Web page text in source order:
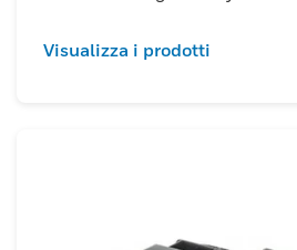
Visualizza i prodotti